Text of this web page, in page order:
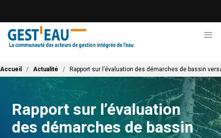
contenu
principal
Fil d'Ariane
Accueil Actualité Rapport sur l’évaluation des démarches de bassin
Rapport sur l’évaluation
des démarches de bassin